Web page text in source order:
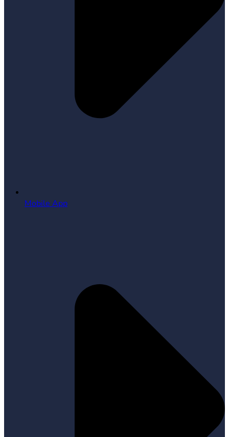
Mobile App